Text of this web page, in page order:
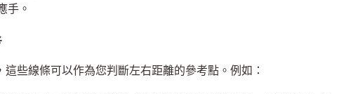
手。
些線條可以作為您判斷左右距離的參考點。例如：